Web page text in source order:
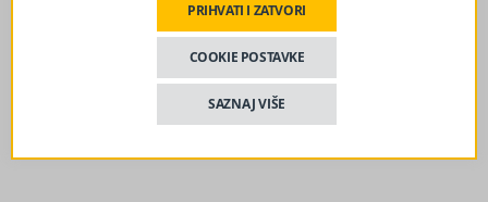
PRIHVATI I ZATVORI
COOKIE POSTAVKE
SAZNAJ VIŠE